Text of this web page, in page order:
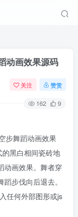
动画效果源码
关注 赞赏
162 9
步舞蹈动画效果
黑白相间瓷砖地
动画效果。舞者穿
步伐向后退去。
任何外部图形或js